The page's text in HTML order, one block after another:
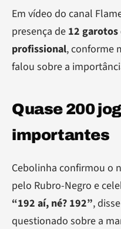
Em vídeo do canal
presença de 12
profissional, conforme
falou sobre a
Quase 200
importantes
Cebolinha confirmou o
pelo Rubro-Negro e
“192 aí, né? 192”,
questionado sobre a